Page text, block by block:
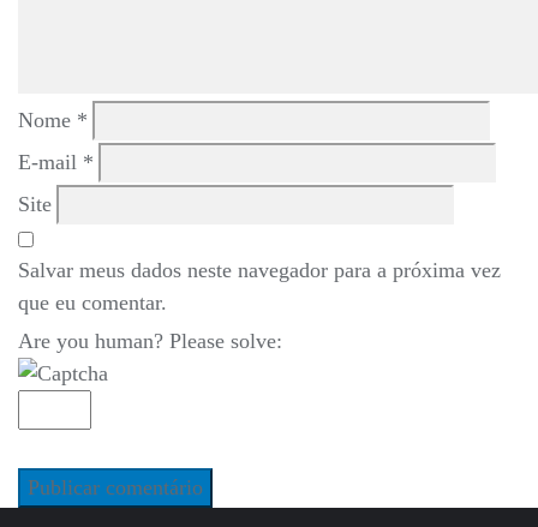
Nome *
E-mail *
Site
Salvar meus dados neste navegador para a próxima vez
que eu comentar.
Are you human? Please solve: